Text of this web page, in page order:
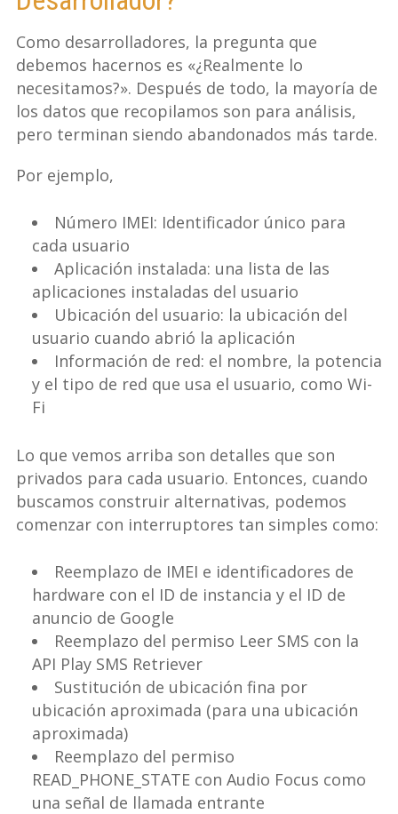
Como desarrolladores, la pregunta que
debemos hacernos es «¿Realmente lo
necesitamos?». Después de todo, la mayoría de
los datos que recopilamos son para análisis,
pero terminan siendo abandonados más tarde.
Por ejemplo,
Número IMEI: Identificador único para
cada usuario
Aplicación instalada: una lista de las
aplicaciones instaladas del usuario
Ubicación del usuario: la ubicación del
usuario cuando abrió la aplicación
Información de red: el nombre, la potencia
y el tipo de red que usa el usuario, como Wi-
Fi
Lo que vemos arriba son detalles que son
privados para cada usuario. Entonces, cuando
buscamos construir alternativas, podemos
comenzar con interruptores tan simples como:
Reemplazo de IMEI e identificadores de
hardware con el ID de instancia y el ID de
anuncio de Google
Reemplazo del permiso Leer SMS con la
API Play SMS Retriever
Sustitución de ubicación fina por
ubicación aproximada (para una ubicación
aproximada)
Reemplazo del permiso
READ_PHONE_STATE con Audio Focus como
una señal de llamada entrante